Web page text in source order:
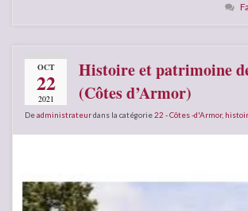
OCT
22
2021
Histoire et patrimoine
(Côtes d’Armor)
Deadministrateurdans la catégorie22 - Côtes -d'Armor,